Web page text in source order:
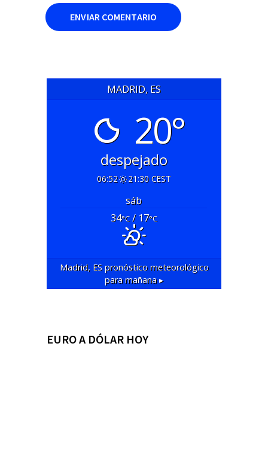
MADRID, ES
20°
despejado
06:52 21:30 CEST
sáb
34°C/ 17°C
Madrid, ESpronóstico meteorológico
para mañana ▸
EURO A DÓLAR HOY